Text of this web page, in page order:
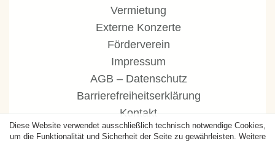
Vermietung
Externe Konzerte
Förderverein
Impressum
AGB – Datenschutz
Barrierefreiheitserklärung
Kontakt
Diese Website verwendet ausschließlich technisch notwendige Cookies,
um die Funktionalität und Sicherheit der Seite zu gewährleisten. Weitere